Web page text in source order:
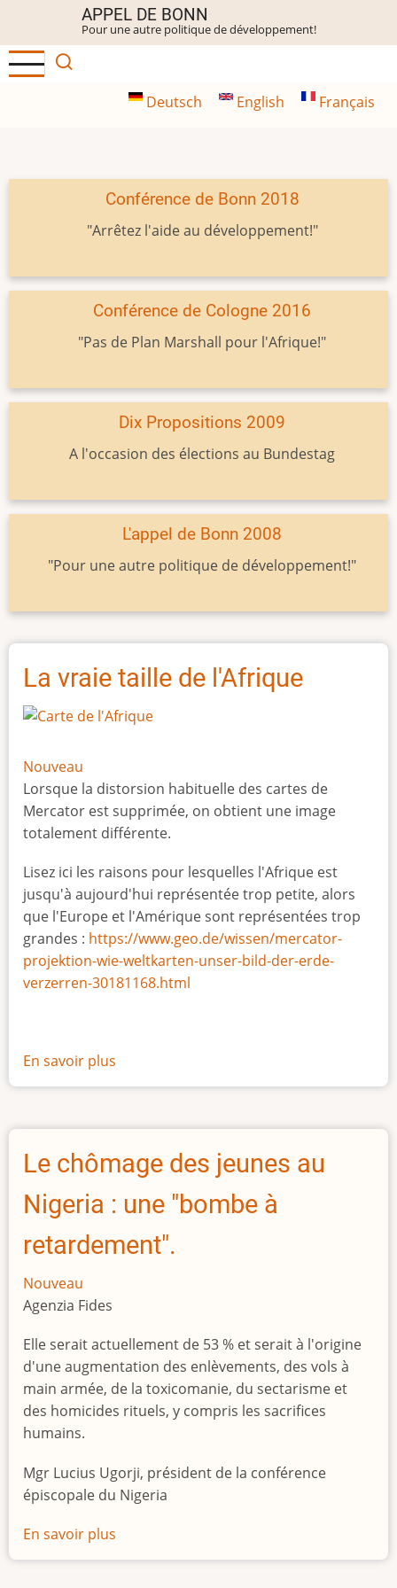
contenu
principal
APPEL DE BONN
Pour une autre politique de développement!
Deutsch English Français
Conférence de Bonn 2018
"Arrêtez l'aide au développement!"
Conférence de Cologne 2016
"Pas de Plan Marshall pour l'Afrique!"
Dix Propositions 2009
A l'occasion des élections au Bundestag
L'appel de Bonn 2008
"Pour une autre politique de développement!"
La vraie taille de l'Afrique
Nouveau
Lorsque la distorsion habituelle des cartes de
Mercator est supprimée, on obtient une image
totalement différente.
Lisez ici les raisons pour lesquelles l'Afrique est
jusqu'à aujourd'hui représentée trop petite, alors
que l'Europe et l'Amérique sont représentées trop
grandes : https://www.geo.de/wissen/mercator-
projektion-wie-weltkarten-unser-bild-der-erde-
verzerren-30181168.html
En savoir plus
La
taille
l'Afrique
Le chômage des jeunes au
Nigeria : une "bombe à
retardement".
Nouveau
Agenzia Fides
Elle serait actuellement de 53 % et serait à l'origine
d'une augmentation des enlèvements, des vols à
main armée, de la toxicomanie, du sectarisme et
des homicides rituels, y compris les sacrifices
humains.
Mgr Lucius Ugorji, président de la conférence
épiscopale du Nigeria
En savoir plus
Le